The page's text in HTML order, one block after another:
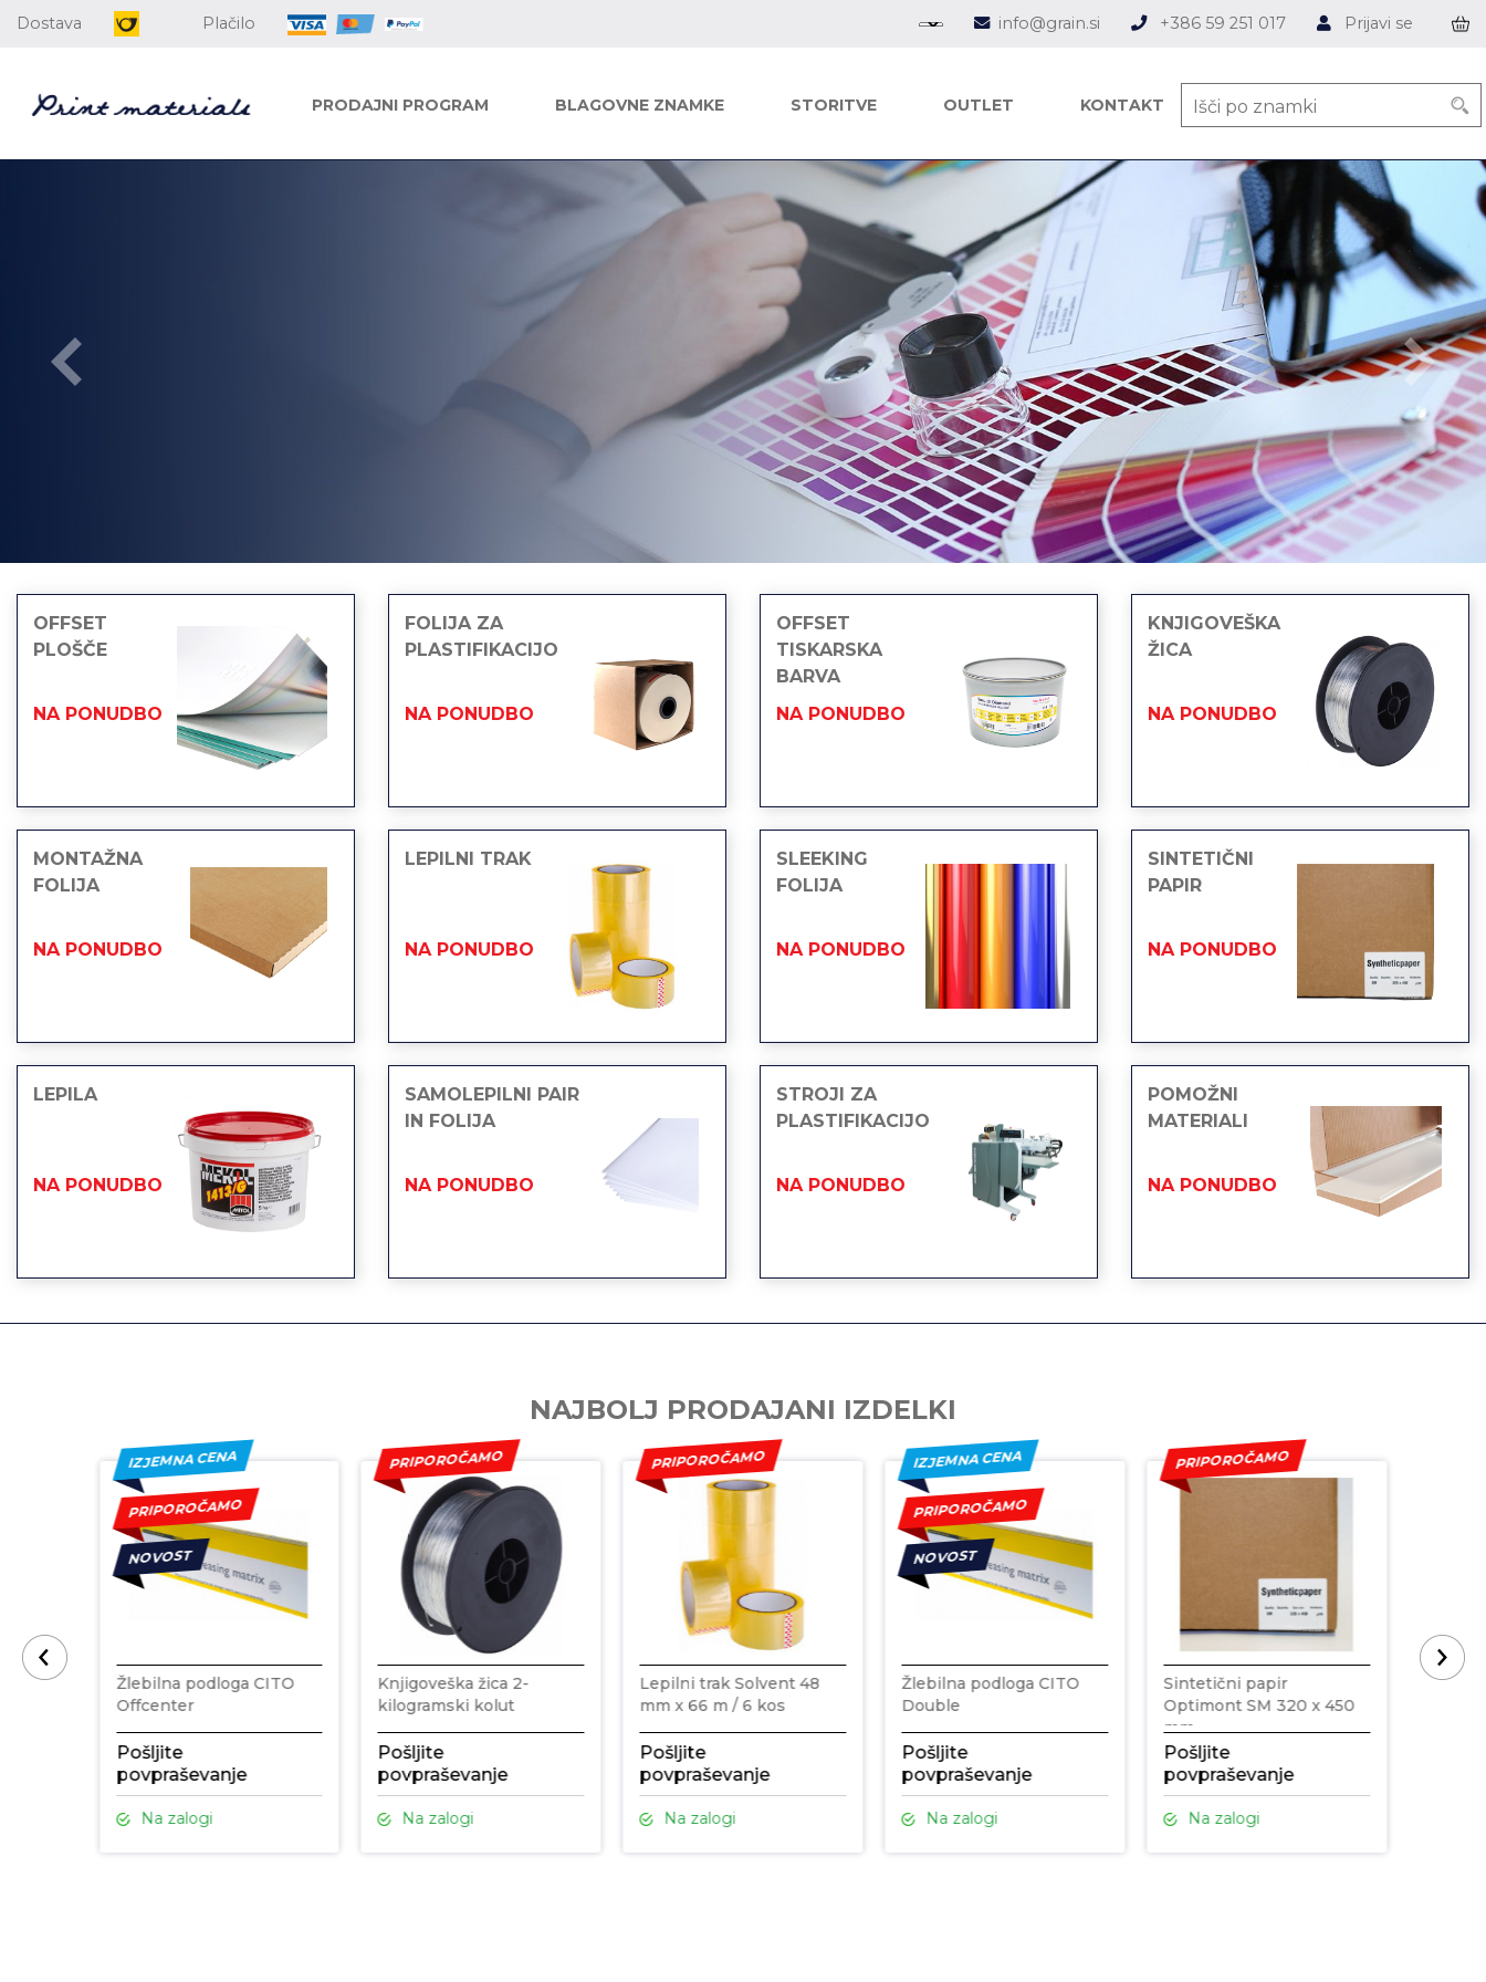
Dostava Plačilo info@grain.si +386 59 251 017 Prijavi se
PRODAJNI PROGRAM BLAGOVNE ZNAMKE STORITVE OUTLET KONTAKT
OFFSET
PLOŠČE
NA PONUDBO
FOLIJA ZA
PLASTIFIKACIJO
NA PONUDBO
OFFSET
TISKARSKA
BARVA
NA PONUDBO
KNJIGOVEŠKA
ŽICA
NA PONUDBO
MONTAŽNA
FOLIJA
NA PONUDBO
LEPILNI TRAK
NA PONUDBO
SLEEKING
FOLIJA
NA PONUDBO
SINTETIČNI
PAPIR
NA PONUDBO
LEPILA
NA PONUDBO
SAMOLEPILNI PAIR
IN FOLIJA
NA PONUDBO
STROJI ZA
PLASTIFIKACIJO
NA PONUDBO
POMOŽNI
MATERIALI
NA PONUDBO
NAJBOLJ PRODAJANI IZDELKI
MAT
IZJEMNA CENA
PRIPOROČAMO
NOVOST
Žlebilna podloga CITO
Offcenter
Pošljite
povpraševanje
Na zalogi
PRIPOROČAMO
Knjigoveška žica 2-
kilogramski kolut
Pošljite
povpraševanje
Na zalogi
PRIPOROČAMO
Lepilni trak Solvent 48
mm x 66 m / 6 kos
Pošljite
povpraševanje
Na zalogi
IZJEMNA CENA
PRIPOROČAMO
NOVOST
Žlebilna podloga CITO
Double
Pošljite
povpraševanje
Na zalogi
PRIPOROČAMO
Sintetični papir
Optimont SM 320 x 450
mm
Pošljite
povpraševanje
Na zalogi